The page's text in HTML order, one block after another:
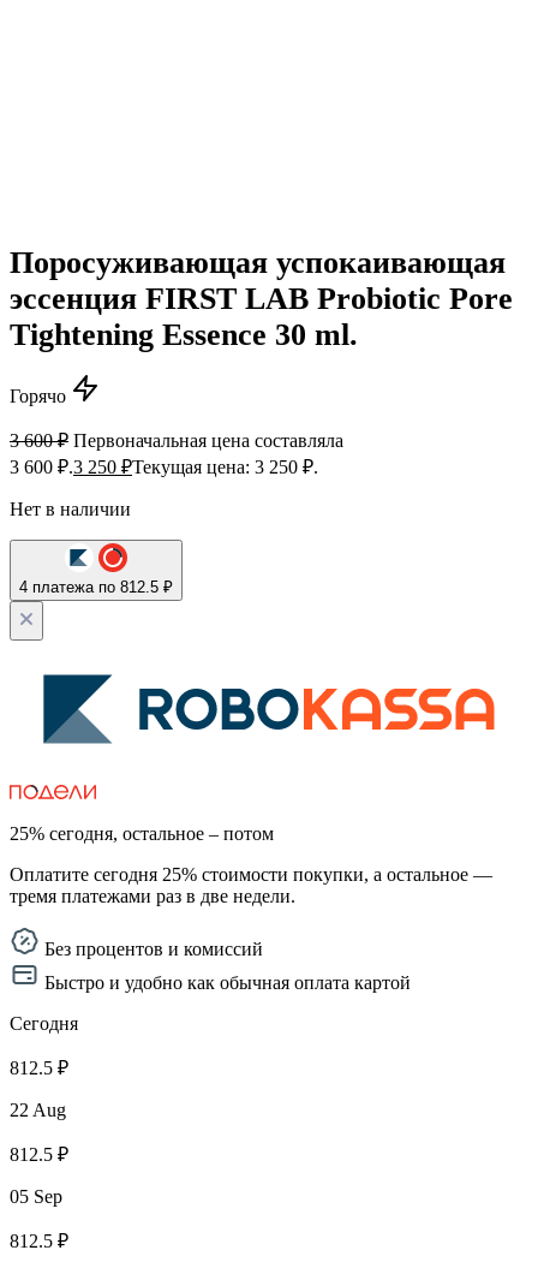
Поросуживающая успокаивающая
эссенция FIRST LAB Probiotic Pore
Tightening Essence 30 ml.
Горячо
3 600₽ Первоначальная цена составляла
3 600 ₽.3 250 ₽Текущая цена: 3 250 ₽.
Нет в наличии
4 платежа по 812.5 ₽
25% сегодня, остальное – потом
Оплатите сегодня 25% стоимости покупки, а остальное —
тремя платежами раз в две недели.
Без процентов и комиссий
Быстро и удобно как обычная оплата картой
Сегодня
812.5 ₽
22 Aug
812.5 ₽
05 Sep
812.5 ₽